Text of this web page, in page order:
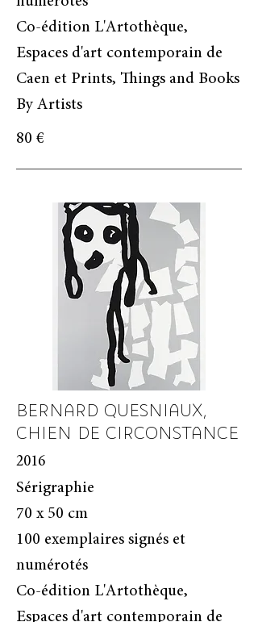
Co-édition L'Artothèque,
Espaces d'art contemporain de
Caen et Prints, Things and Books
By Artists
80 €
BERNARD QUESNIAUX,
CHIEN DE CIRCONSTANCE
2016
Sérigraphie
70 x 50 cm
100 exemplaires signés et
numérotés
Co-édition L'Artothèque,
Espaces d'art contemporain de